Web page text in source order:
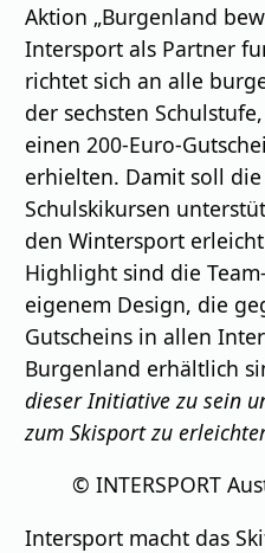
Aktion „Burgenland
Intersport als Partner
richtet sich an alle
der sechsten
einen 200-Euro-
erhielten. Damit soll
Schulskikursen
den Wintersport
Highlight sind die
eigenem Design, die
Gutscheins in allen
Burgenland erhältlich
dieser Initiative zu sein
zum Skisport zu
© INTERSPORT
Intersport macht das